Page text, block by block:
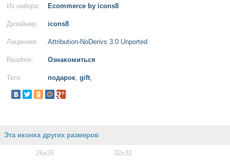
Из набора: Ecommerce by icons8
Дизайнер: icons8
Лицензия: Attribution-NoDerivs 3.0 Unported
Readme: Ознакомиться
Теги: подарок, gift,
Эта иконка других размеров
26x26 32x32